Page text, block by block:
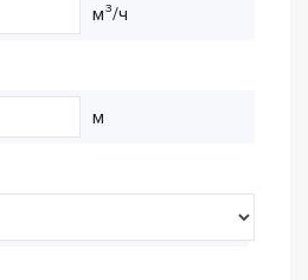
м³/ч
м